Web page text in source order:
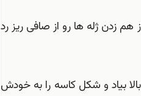
هم زدن ژله ها رو از صافی ریز رد
بالا بیاد و شکل کاسه را به خودش